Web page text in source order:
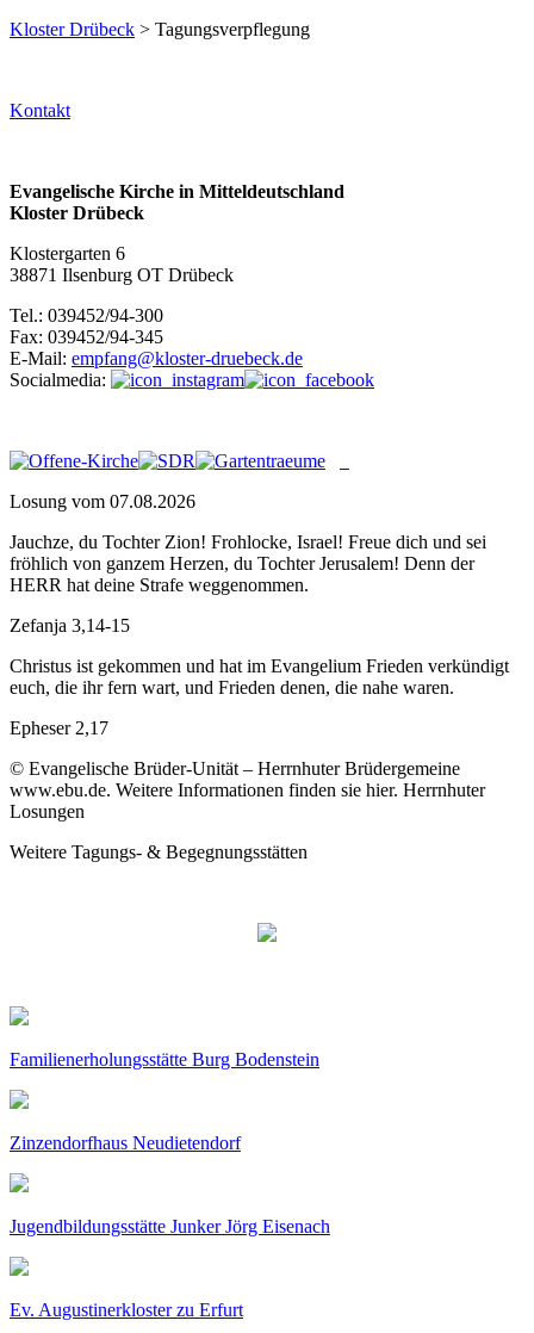
Kloster Drübeck > Tagungsverpflegung
Kontakt
Evangelische Kirche in Mitteldeutschland
Kloster Drübeck
Klostergarten 6
38871 Ilsenburg OT Drübeck
Tel.: 039452/94-300
Fax: 039452/94-345
E-Mail: empfang@kloster-druebeck.de
Socialmedia:
Losung vom 07.08.2026
Jauchze, du Tochter Zion! Frohlocke, Israel! Freue dich und sei
fröhlich von ganzem Herzen, du Tochter Jerusalem! Denn der
HERR hat deine Strafe weggenommen.
Zefanja 3,14-15
Christus ist gekommen und hat im Evangelium Frieden verkündigt
euch, die ihr fern wart, und Frieden denen, die nahe waren.
Epheser 2,17
© Evangelische Brüder-Unität – Herrnhuter Brüdergemeine
www.ebu.de. Weitere Informationen finden sie hier. Herrnhuter
Losungen
Weitere Tagungs- & Begegnungsstätten
Familienerholungsstätte Burg Bodenstein
Zinzendorfhaus Neudietendorf
Jugendbildungsstätte Junker Jörg Eisenach
Ev. Augustinerkloster zu Erfurt